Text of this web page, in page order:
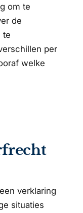
om te
de
te
per
welke
verklaring
situaties